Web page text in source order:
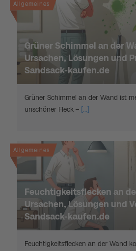
Allgemeines
Grüner Schimmel an der
Ursachen, Lösungen und
Sandsack-kaufen.de
Grüner Schimmel an der Wand ist
unschöner Fleck – [...]
Allgemeines
Feuchtigkeitsflecken an
Ursachen, Lösungen und
Sandsack-kaufen.de
Feuchtigkeitsflecken an der Wand